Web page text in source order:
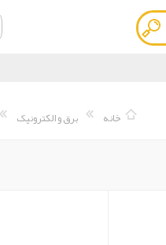
ورود به سیستم خانه برق و الکترونیک